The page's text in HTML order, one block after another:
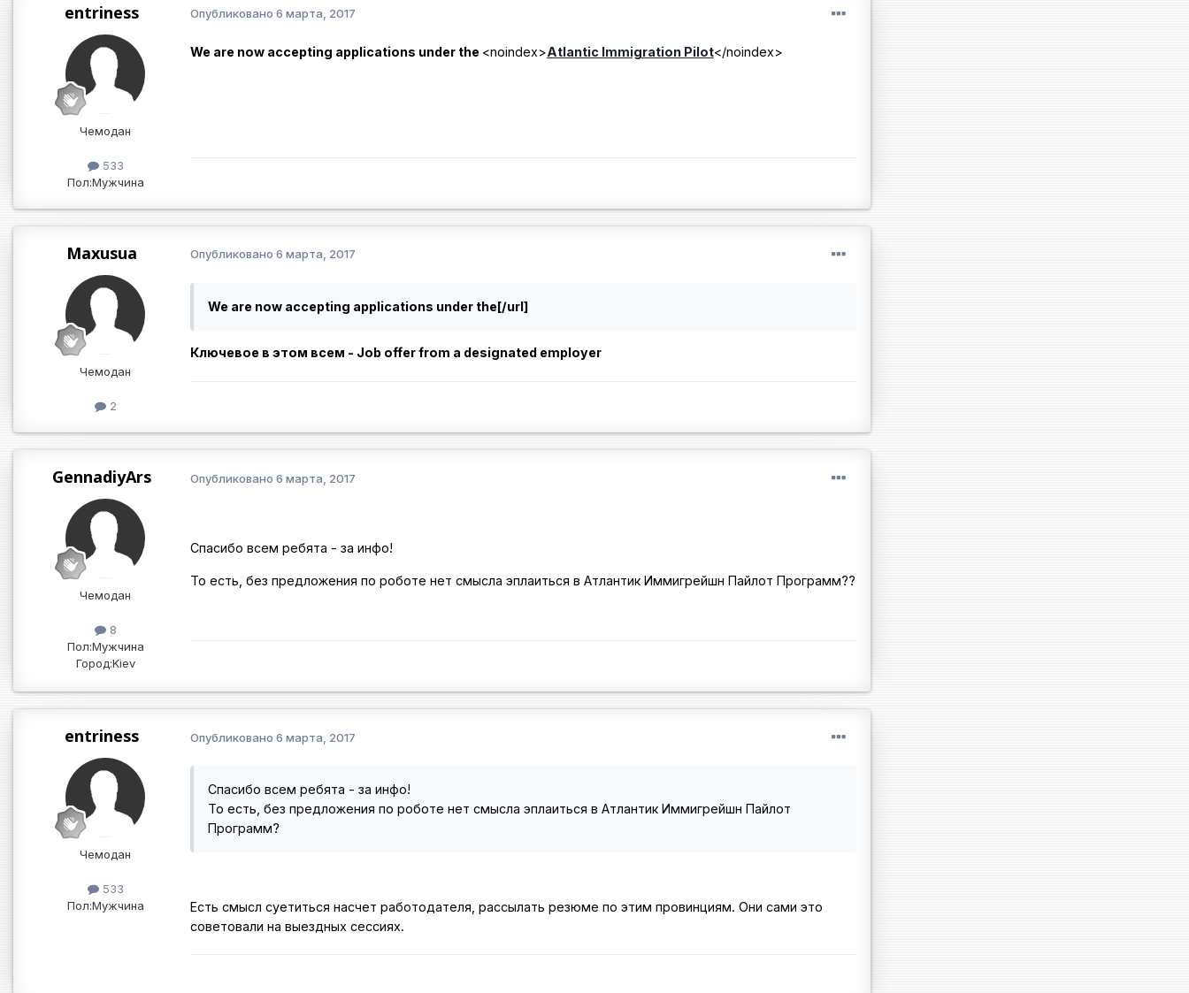
entriness
Чемодан
533
Пол:Мужчина
Опубликовано 6 марта, 2017
We are now accepting applications under the <noindex>Atlantic Immigration Pilot</noindex>
Maxusua
Чемодан
2
Опубликовано 6 марта, 2017
We are now accepting applications under the[/url]
Ключевое в этом всем - Job offer from a designated employer
GennadiyArs
Чемодан
8
Пол:Мужчина
Город:Kiev
Опубликовано 6 марта, 2017
Спасибо всем ребята - за инфо!
То есть, без предложения по роботе нет смысла эплаиться в Атлантик Иммигрейшн Пайлот Программ??
entriness
Чемодан
533
Пол:Мужчина
Опубликовано 6 марта, 2017
Спасибо всем ребята - за инфо!
То есть, без предложения по роботе нет смысла эплаиться в Атлантик Иммигрейшн Пайлот
Программ?
Есть смысл суетиться насчет работодателя, рассылать резюме по этим провинциям. Они сами это
советовали на выездных сессиях.